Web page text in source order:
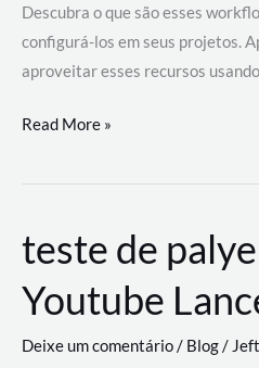
Descubra o que são esses
configurá-los em seus projetos.
aproveitar esses recursos
GitHub
revoluciona
de
trabalho
com
a
Read More »
teste de
Youtube
Deixe um comentário/ Blog/